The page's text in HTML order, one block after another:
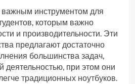
важным инструментом для
которым важно
и производительности. Эти
предлагают достаточно
большинства задач,
деятельностью, при этом они
традиционных ноутбуков.